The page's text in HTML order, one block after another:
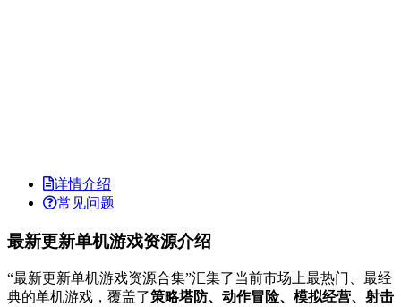
详情介绍
常见问题
最新更新单机游戏资源介绍
“最新更新单机游戏资源合集”汇集了当前市场上最热门、最经
典的单机游戏，覆盖了策略塔防、动作冒险、模拟经营、射击